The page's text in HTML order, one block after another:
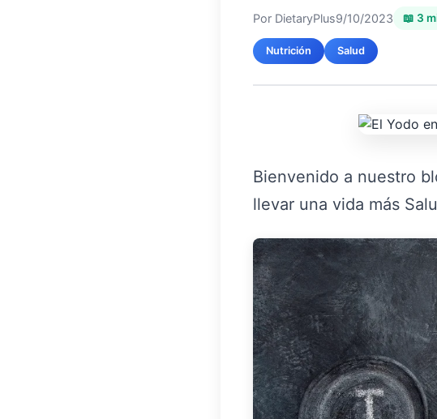
Por DietaryPlus9/10/2023 📖 3
Nutrición Salud
Bienvenido a nuestro
llevar una vida más